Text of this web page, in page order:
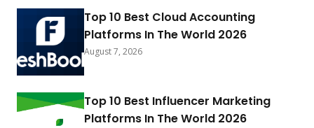
Top 10 Best Cloud Accounting
Platforms In The World 2026
August 7, 2026
Top 10 Best Influencer Marketing
Platforms In The World 2026